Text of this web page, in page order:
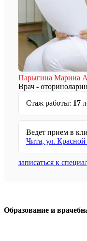
Парыгина Марина
Врач -
Стаж работы: 17
Ведет прием в
Чита, ул.
записаться к
Образование и